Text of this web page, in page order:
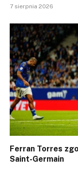
7 sierpnia 2026
Ferran Torres
Saint-Germain